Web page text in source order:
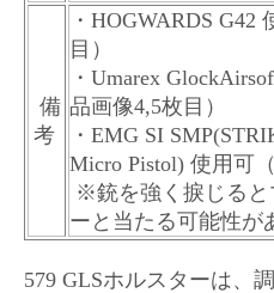
備
考
・HOGWARDS G42
目）
・Umarex
品画像4,5枚目）
・EMG SI
Micro Pistol) 使用可
※銃を強く捩じると
ーと当たる可能性が
579 GLSホルスターは、